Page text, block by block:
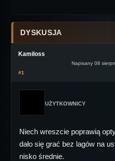
DYSKUSJA
Kamiloss
Napisany 08
#1
UŻYTKOWNICY
Niech wreszcie poprawią
dało się grać bez lagów na
nisko średnie.